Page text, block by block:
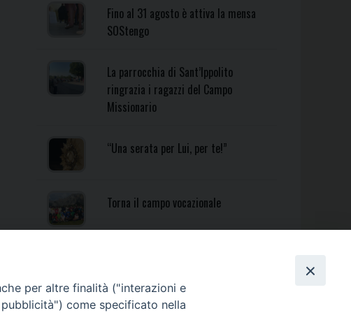
Fino al 31 agosto è attiva la mensa
SOStengo
La parrocchia di Sant’Ippolito
ringrazia i ragazzi del Campo
Missionario
“Una serata per Lui, per te!”
Torna il campo vocazionale
per altre finalità ("interazioni e
come specificato nella